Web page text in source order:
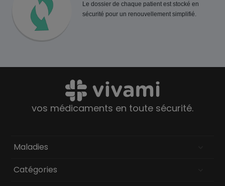
Le dossier de chaque patient est stocké en
sécurité pour un renouvellement simplifié.
vos médicaments en toute sécurité.
Maladies
Catégories